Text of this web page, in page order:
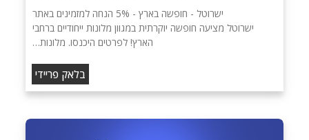
ישרוטל - חופשה בארץ - 5% הנחה למזמינים באתר‏
ישרוטל מציעה חופשה יוקרתית במגוון מלונות ייחודיים ברחבי
הארץ! לפרטים היכנסו. מלונות…
בלאק פריידי